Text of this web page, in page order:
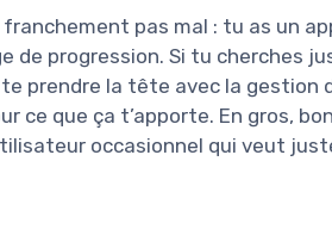
pas mal : tu as un
de progression. Si tu cherches
prendre la tête avec la gestion
ce que ça t’apporte. En gros,
occasionnel qui veut